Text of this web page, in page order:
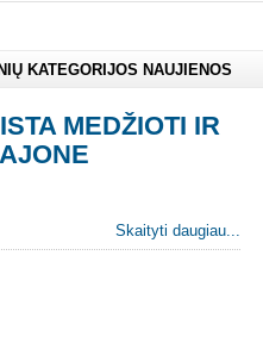
KATEGORIJOS NAUJIENOS
MEDŽIOTI IR
Skaityti daugiau...